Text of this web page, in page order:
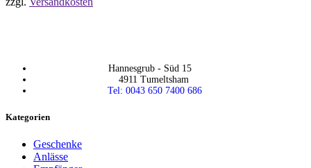
Hannesgrub - Süd 15
4911 Tumeltsham
Tel: 0043 650 7400 686
Kategorien
Geschenke
Anlässe